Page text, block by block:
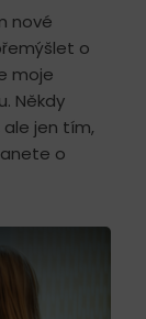
nové
o
moje
Někdy
jen tím,
o